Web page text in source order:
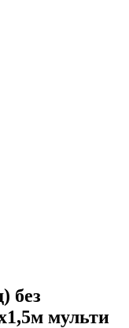
без
мульти